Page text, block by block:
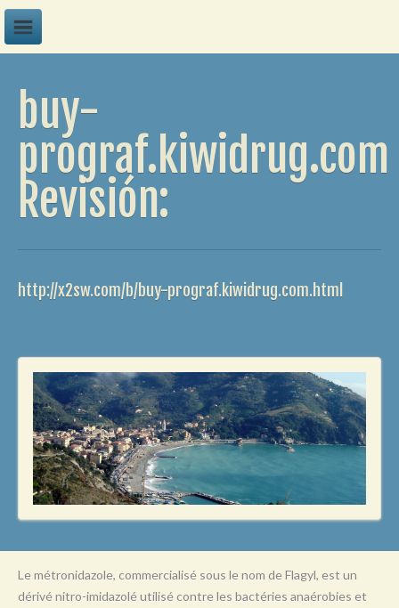
G
H
buy-
prograf.kiwidrug.com
Revisión:
http://x2sw.com/b/buy-prograf.kiwidrug.com.html
Le métronidazole, commercialisé sous le nom de Flagyl, est un
dérivé nitro-imidazolé utilisé contre les bactéries anaérobies et